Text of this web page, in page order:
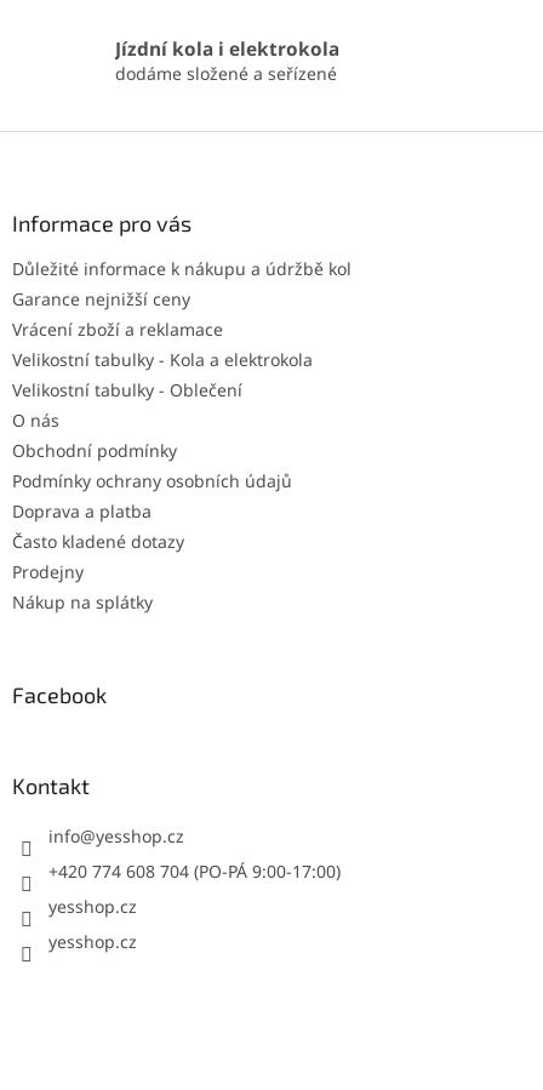
Jízdní kola i elektrokola
dodáme složené a seřízené
Informace pro vás
Důležité informace k nákupu a údržbě kol
Garance nejnižší ceny
Vrácení zboží a reklamace
Velikostní tabulky - Kola a elektrokola
Velikostní tabulky - Oblečení
O nás
Obchodní podmínky
Podmínky ochrany osobních údajů
Doprava a platba
Často kladené dotazy
Prodejny
Nákup na splátky
Facebook
Kontakt
info@yesshop.cz
+420 774 608 704 (PO-PÁ 9:00-17:00)
yesshop.cz
yesshop.cz